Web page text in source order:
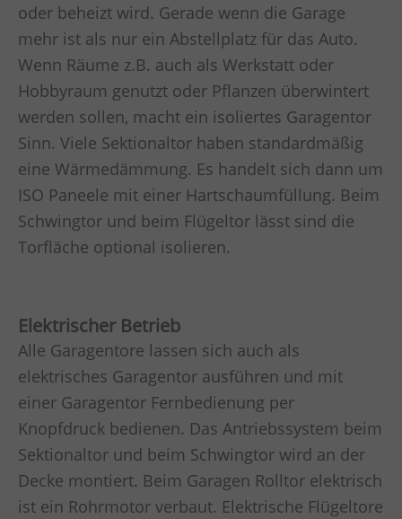
oder beheizt wird. Gerade wenn die Garage
mehr ist als nur ein Abstellplatz für das Auto.
Wenn Räume z.B. auch als Werkstatt oder
Hobbyraum genutzt oder Pflanzen überwintert
werden sollen, macht ein isoliertes Garagentor
Sinn. Viele Sektionaltor haben standardmäßig
eine Wärmedämmung. Es handelt sich dann um
ISO Paneele mit einer Hartschaumfüllung. Beim
Schwingtor und beim Flügeltor lässt sind die
Torfläche optional isolieren.
Elektrischer Betrieb
Alle Garagentore lassen sich auch als
elektrisches Garagentor ausführen und mit
einer Garagentor Fernbedienung per
Knopfdruck bedienen. Das Antriebssystem beim
Sektionaltor und beim Schwingtor wird an der
Decke montiert. Beim Garagen Rolltor elektrisch
ist ein Rohrmotor verbaut. Elektrische Flügeltore